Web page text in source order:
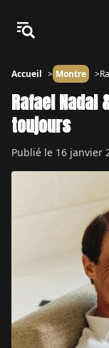
Accueil Montre
Rafael Nadal
toujours
Publié le 16 janvier